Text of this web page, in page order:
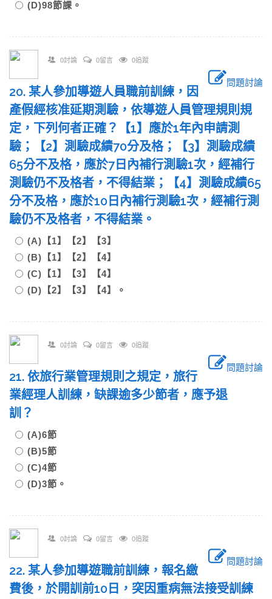
(D)98節課。
0討論 0留言 0追蹤
問題討論
20. 某人參加導遊人員職前訓練，因
產假經核准延期測驗，依導遊人員管理規則規
定，下列何者正確？【1】應於1年內申請測
驗；【2】測驗成績70分及格；【3】測驗成績
65分不及格，應於7日內補行測驗1次，經補行
測驗仍不及格者，不得結業；【4】測驗成績65
分不及格，應於10日內補行測驗1次，經補行測
驗仍不及格者，不得結業。
(A)【1】【2】【3】
(B)【1】【2】【4】
(C)【1】【3】【4】
(D)【2】【3】【4】。
0討論 0留言 0追蹤
問題討論
21. 依旅行業管理規則之規定，旅行
業經理人訓練，缺課逾多少節者，應予退
訓？
(A)6節
(B)5節
(C)4節
(D)3節。
0討論 0留言 0追蹤
問題討論
22. 某人參加導遊職前訓練，報名繳
費後，於開訓前10日，突因重病無法接受訓練